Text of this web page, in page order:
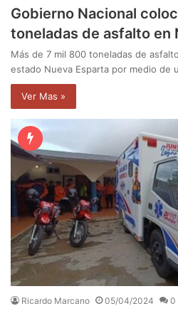
Gobierno Nacional
toneladas de asfalto en
Más de 7 mil 800 toneladas de
estado Nueva Esparta por medio de
Ver Mas »
Ricardo Marcano 05/04/2024 0